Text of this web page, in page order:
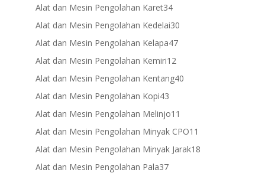
Alat dan Mesin Pengolahan Karet3434
products
Alat dan Mesin Pengolahan Kedelai3030
Alat dan Mesin Pengolahan Kelapa4747
Alat dan Mesin Pengolahan Kemiri1212
products
Alat dan Mesin Pengolahan Kentang4040
Alat dan Mesin Pengolahan Kopi4343
products
Alat dan Mesin Pengolahan Melinjo11
products
Alat dan Mesin Pengolahan Minyak CPO11
products
Alat dan Mesin Pengolahan Minyak Jarak1818
Alat dan Mesin Pengolahan Pala3737